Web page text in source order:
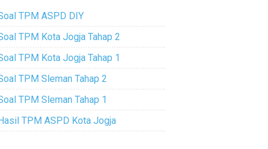
TPM ASPD DIY
TPM Kota Jogja Tahap 2
TPM Kota Jogja Tahap 1
TPM Sleman Tahap 2
TPM Sleman Tahap 1
TPM ASPD Kota Jogja